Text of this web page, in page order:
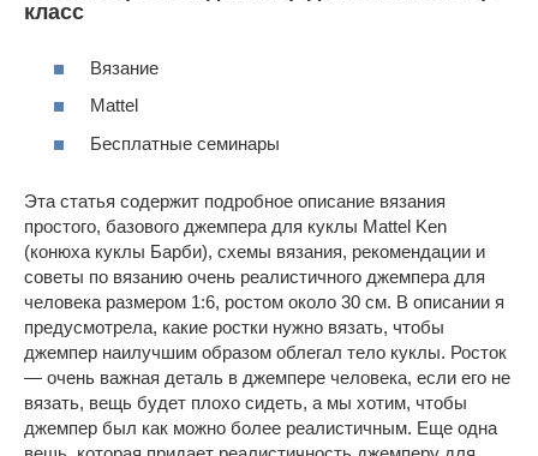
класс
Вязание
Mattel
Бесплатные семинары
Эта статья содержит подробное описание вязания
простого, базового джемпера для куклы Mattel Ken
(конюха куклы Барби), схемы вязания, рекомендации и
советы по вязанию очень реалистичного джемпера для
человека размером 1:6, ростом около 30 см. В описании я
предусмотрела, какие ростки нужно вязать, чтобы
джемпер наилучшим образом облегал тело куклы. Росток
— очень важная деталь в джемпере человека, если его не
вязать, вещь будет плохо сидеть, а мы хотим, чтобы
джемпер был как можно более реалистичным. Еще одна